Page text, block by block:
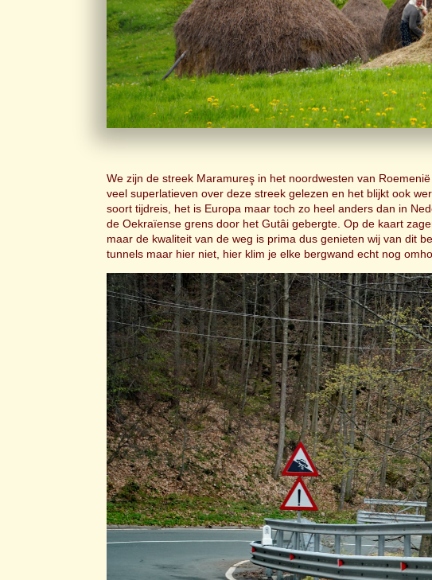
We zijn de streek Maramureş in het noordwesten van
veel superlatieven over deze streek gelezen en het blijkt ook
soort tijdreis, het is Europa maar toch zo heel anders dan in
de Oekraïense grens door het Gutâi gebergte. Op de kaart
maar de kwaliteit van de weg is prima dus genieten wij van dit
tunnels maar hier niet, hier klim je elke bergwand echt nog